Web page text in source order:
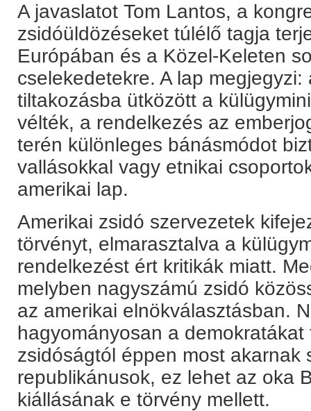
A javaslatot Tom Lantos, a
zsidóüldözéseket túlélő tagja
Európában és a Közel-Keleten
cselekedetekre. A lap
tiltakozásba ütközött a
vélték, a rendelkezés az
terén különleges bánásmódot
vallásokkal vagy etnikai
amerikai lap.
Amerikai zsidó szervezetek
törvényt, elmarasztalva a
rendelkezést ért kritikák miatt.
melyben nagyszámú zsidó
az amerikai elnökválasztásban.
hagyományosan a
zsidóságtól éppen most akarnak
republikánusok, ez lehet az oka
kiállásának e törvény mellett.